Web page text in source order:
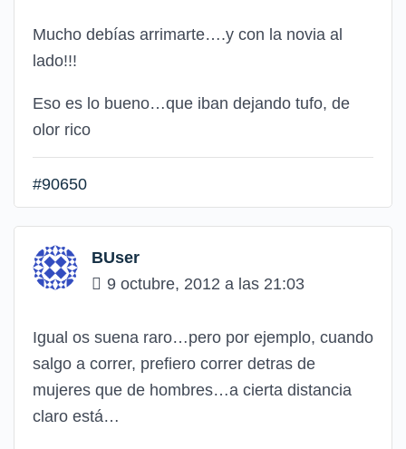
Mucho debías arrimarte….y con la novia al
lado!!!
Eso es lo bueno…que iban dejando tufo, de
olor rico
#90650
BUser
9 octubre, 2012 a las 21:03
Igual os suena raro…pero por ejemplo, cuando
salgo a correr, prefiero correr detras de
mujeres que de hombres…a cierta distancia
claro está…